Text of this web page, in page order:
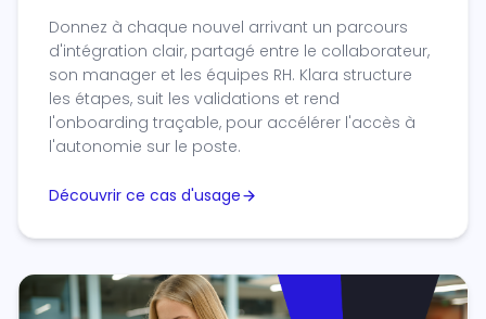
Donnez à chaque nouvel arrivant un parcours
d'intégration clair, partagé entre le collaborateur,
son manager et les équipes RH. Klara structure
les étapes, suit les validations et rend
l'onboarding traçable, pour accélérer l'accès à
l'autonomie sur le poste.
Découvrir ce cas d'usage